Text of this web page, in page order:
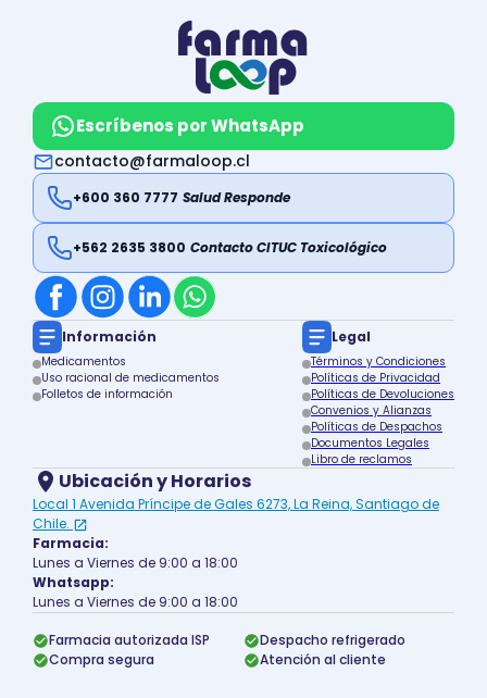
Escríbenos por WhatsApp
contacto@farmaloop.cl
+600 360 7777 Salud Responde
+562 2635 3800 Contacto CITUC Toxicológico
Información
Medicamentos
Uso racional de medicamentos
Folletos de información
Legal
Términos y Condiciones
Políticas de Privacidad
Políticas de Devoluciones
Convenios y Alianzas
Políticas de Despachos
Documentos Legales
Libro de reclamos
Ubicación y Horarios
Local 1 Avenida Príncipe de Gales 6273, La Reina, Santiago de
Chile.
Farmacia:
Lunes a Viernes de 9:00 a 18:00
Whatsapp:
Lunes a Viernes de 9:00 a 18:00
Farmacia autorizada ISP
Despacho refrigerado
Compra segura
Atención al cliente